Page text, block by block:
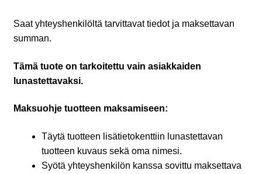
Saat yhteyshenkilöltä tarvittavat tiedot ja maksettavan
summan.
Tämä tuote on tarkoitettu vain asiakkaiden
lunastettavaksi.
Maksuohje tuotteen maksamiseen:
Täytä tuotteen lisätietokenttiin lunastettavan
tuotteen kuvaus sekä oma nimesi.
Syötä yhteyshenkilön kanssa sovittu maksettava